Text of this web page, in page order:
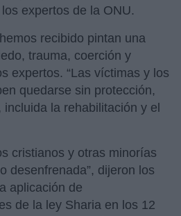
expertos de la ONU.
recibido pintan una
trauma, coerción y
expertos. “Las víctimas y los
quedarse sin protección,
la rehabilitación y el
cristianos y otras minorías
desenfrenada”, dijeron los
aplicación de
de la ley Sharia en los 12